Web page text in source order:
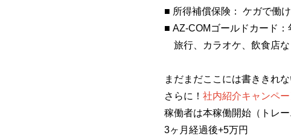
■ 所得補償保険： ケガで働
■ AZ-COMゴールドカード：
旅行、カラオケ、飲食店な
まだまだここには書ききれ
さらに！ 社内紹介キャンペー
稼働者は本稼働開始（トレ
3ヶ月経過後+5